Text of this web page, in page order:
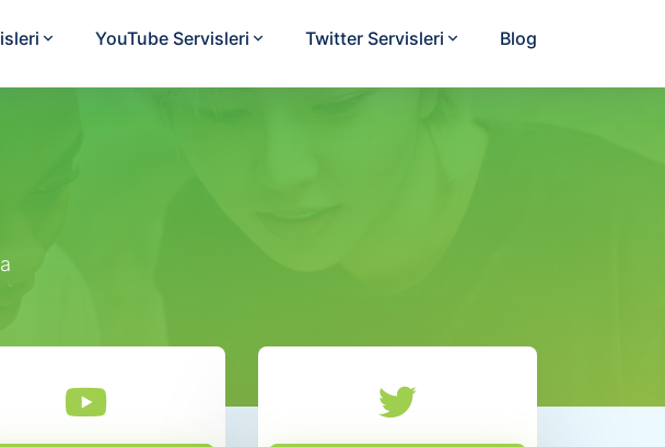
YouTube Servisleri Twitter Servisleri Blog